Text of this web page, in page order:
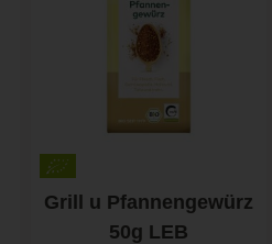
Grill u Pfannengewürz
50g LEB